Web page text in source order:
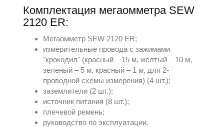
Комплектация мегаомметра SEW
2120 ER:
Мегаомметр SEW 2120 ER;
измерительные провода с зажимами
"крокодил" (красный – 15 м, желтый – 10 м,
зеленый – 5 м, красный – 1 м, для 2-
проводной схемы измерения) (4 шт.);
заземлители (2 шт.);
источник питания (8 шт.);
плечевой ремень;
руководство по эксплуатации.